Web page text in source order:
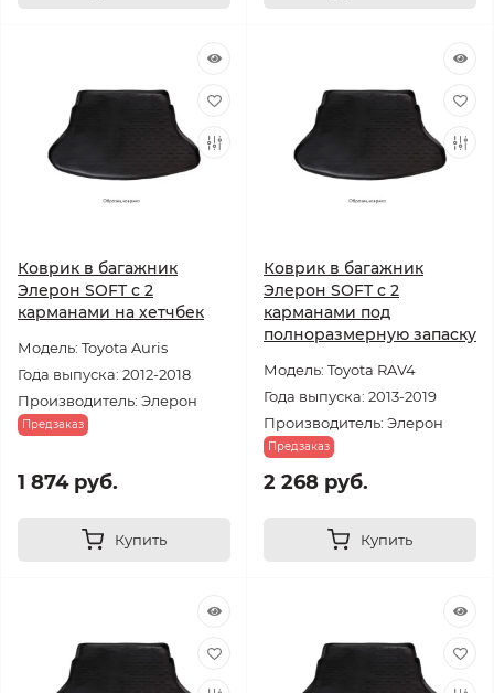
Коврик в багажник
Элерон SOFT с 2
карманами на хетчбек
Модель: Toyota Auris
Года выпуска: 2012-2018
Производитель: Элерон
Предзаказ
1 874 руб.
Купить
Коврик в багажник
Элерон SOFT с 2
карманами под
полноразмерную запаску
Модель: Toyota RAV4
Года выпуска: 2013-2019
Производитель: Элерон
Предзаказ
2 268 руб.
Купить